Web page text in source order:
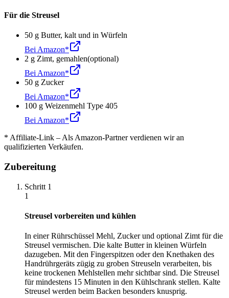
Für die Streusel
50 g Butter, kalt und in Würfeln
Bei Amazon*
2 g Zimt, gemahlen(optional)
Bei Amazon*
50 g Zucker
Bei Amazon*
100 g Weizenmehl Type 405
Bei Amazon*
* Affiliate-Link – Als Amazon-Partner verdienen wir an
qualifizierten Verkäufen.
Zubereitung
Schritt 1
1
Streusel vorbereiten und kühlen
In einer Rührschüssel Mehl, Zucker und optional Zimt für die
Streusel vermischen. Die kalte Butter in kleinen Würfeln
dazugeben. Mit den Fingerspitzen oder den Knethaken des
Handrührgeräts zügig zu groben Streuseln verarbeiten, bis
keine trockenen Mehlstellen mehr sichtbar sind. Die Streusel
für mindestens 15 Minuten in den Kühlschrank stellen. Kalte
Streusel werden beim Backen besonders knusprig.